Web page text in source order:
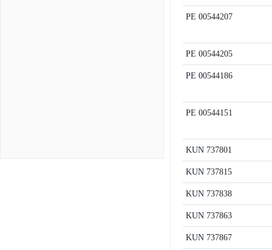
PE 00544207
PE 00544205
PE 00544186
PE 00544151
KUN 737801
KUN 737815
KUN 737838
KUN 737863
KUN 737867